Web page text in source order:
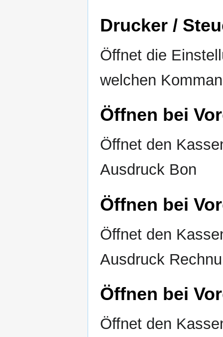
Drucker /
Öffnet die
welchen
Öffnen bei
Öffnet den
Ausdruck Bon
Öffnen bei
Öffnet den
Ausdruck
Öffnen bei
Öffnet den